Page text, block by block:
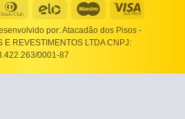
por: Atacadão dos Pisos -
E REVESTIMENTOS LTDA CNPJ:
0001-87